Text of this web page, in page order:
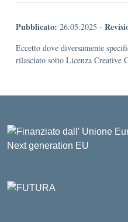
Pubblicato: 26.05.2025 -
Eccetto dove diversamente
rilasciato sotto Licenza Creative